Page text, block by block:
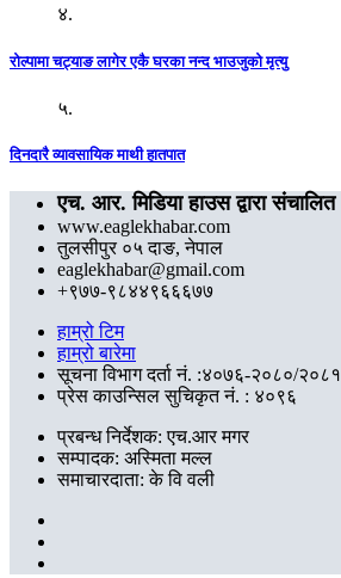
४.
रोल्पामा चट्याङ लागेर एकै घरका नन्द भाउजुको मृत्यु
५.
दिनदारै व्यावसायिक माथी हातपात
एच. आर. मिडिया हाउस द्वारा संचालित
www.eaglekhabar.com
तुलसीपुर ०५ दाङ, नेपाल
eaglekhabar@gmail.com
+९७७-९८४४९६६६७७
हाम्रो टिम
हाम्रो बारेमा
सूचना विभाग दर्ता नं. :४०७६-२०८०/२०८१
प्रेस काउन्सिल सुचिकृत नं. : ४०९६
प्रबन्ध निर्देशक: एच.आर मगर
सम्पादक: अस्मिता मल्ल
समाचारदाता: के वि वली